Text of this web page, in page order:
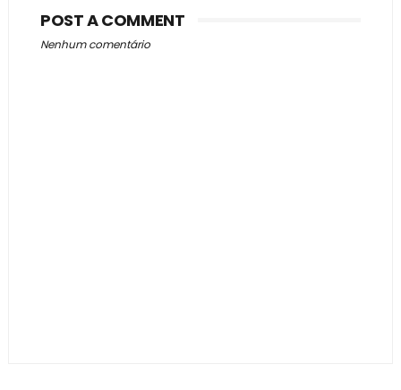
POST A COMMENT
Nenhum comentário